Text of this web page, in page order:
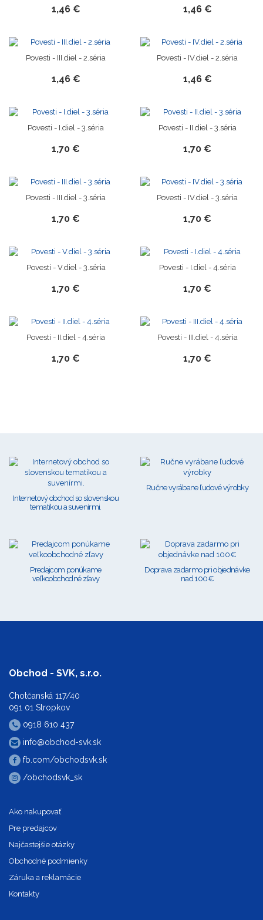
1,46 € 1,46 €
Povesti - III.diel - 2.séria
1,46 €
Povesti - IV.diel - 2.séria
1,46 €
Povesti - I.diel - 3.séria
1,70 €
Povesti - II.diel - 3.séria
1,70 €
Povesti - III.diel - 3.séria
1,70 €
Povesti - IV.diel - 3.séria
1,70 €
Povesti - V.diel - 3.séria
1,70 €
Povesti - I.diel - 4.séria
1,70 €
Povesti - II.diel - 4.séria
1,70 €
Povesti - III.diel - 4.séria
1,70 €
Internetový obchod so slovenskou
tematikou a suvenírmi.
Ručne vyrábane ľudové výrobky
Predajcom ponúkame
veľkoobchodné zľavy
Doprava zadarmo pri objednávke
nad 100€
Obchod - SVK, s.r.o.
Chotčanská 117/40
091 01 Stropkov
0918 610 437
info@obchod-svk.sk
fb.com/obchodsvk.sk
/obchodsvk_sk
Ako nakupovať
Pre predajcov
Najčastejšie otázky
Obchodné podmienky
Záruka a reklamácie
Kontakty